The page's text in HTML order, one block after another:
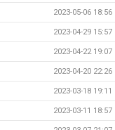
2023-05-06 18:56
2023-04-29 15:57
2023-04-22 19:07
2023-04-20 22:26
2023-03-18 19:11
2023-03-11 18:57